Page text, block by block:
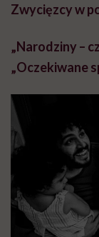
Zwycięzcy w
„Narodziny –
„Oczekiwane